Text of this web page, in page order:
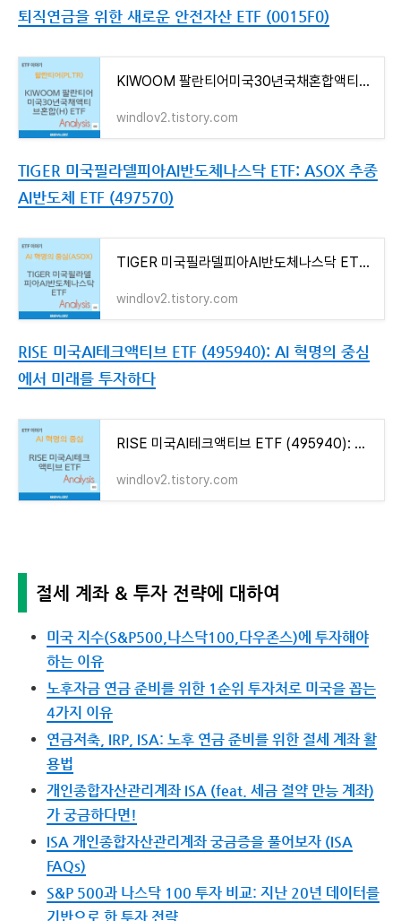
퇴직연금을 위한 새로운 안전자산 ETF (0015F0)
KIWOOM 팔란티어미국30년국채혼합액티브(H) – IRP·퇴직연금을 위한 새로운 안전자산 ETF (0015F0)
windlov2.tistory.com
TIGER 미국필라델피아AI반도체나스닥 ETF: ASOX 추종
AI반도체 ETF (497570)
TIGER 미국필라델피아AI반도체나스닥 ETF: ASOX 추종 AI반도체 ETF (497570)
windlov2.tistory.com
RISE 미국AI테크액티브 ETF (495940): AI 혁명의 중심
에서 미래를 투자하다
RISE 미국AI테크액티브 ETF (495940): AI 혁명의 중심에서 미래를 투자하다
windlov2.tistory.com
절세 계좌 & 투자 전략에 대하여
미국 지수(S&P500,나스닥100,다우존스)에 투자해야
하는 이유
노후자금 연금 준비를 위한 1순위 투자처로 미국을 꼽는
4가지 이유
연금저축, IRP, ISA: 노후 연금 준비를 위한 절세 계좌 활
용법
개인종합자산관리계좌 ISA (feat. 세금 절약 만능 계좌)
가 궁금하다면!
ISA 개인종합자산관리계좌 궁금증을 풀어보자 (ISA
FAQs)
S&P 500과 나스닥 100 투자 비교: 지난 20년 데이터를
기반으로 한 투자 전략